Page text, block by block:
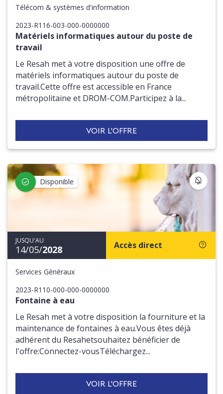
Télécom & systèmes d'information
2023-R116-003-000-0000000
Matériels informatiques autour du poste de
travail
Le Resah met à votre disposition une offre de
matériels informatiques autour du poste de
travail.Cette offre est accessible en France
métropolitaine et DROM-COM.Participez à la...
VOIR L'OFFRE
Disponible
JUSQU'AU
14/05/2028 Accès direct
Services Généraux
2023-R110-000-000-0000000
Fontaine à eau
Le Resah met à votre disposition la fourniture et la
maintenance de fontaines à eau.Vous êtes déjà
adhérent du Resahetsouhaitez bénéficier de
l'offre:Connectez-vousTéléchargez...
VOIR L'OFFRE